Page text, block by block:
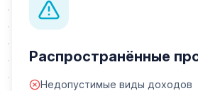
Распространённые
Недопустимые виды доходов